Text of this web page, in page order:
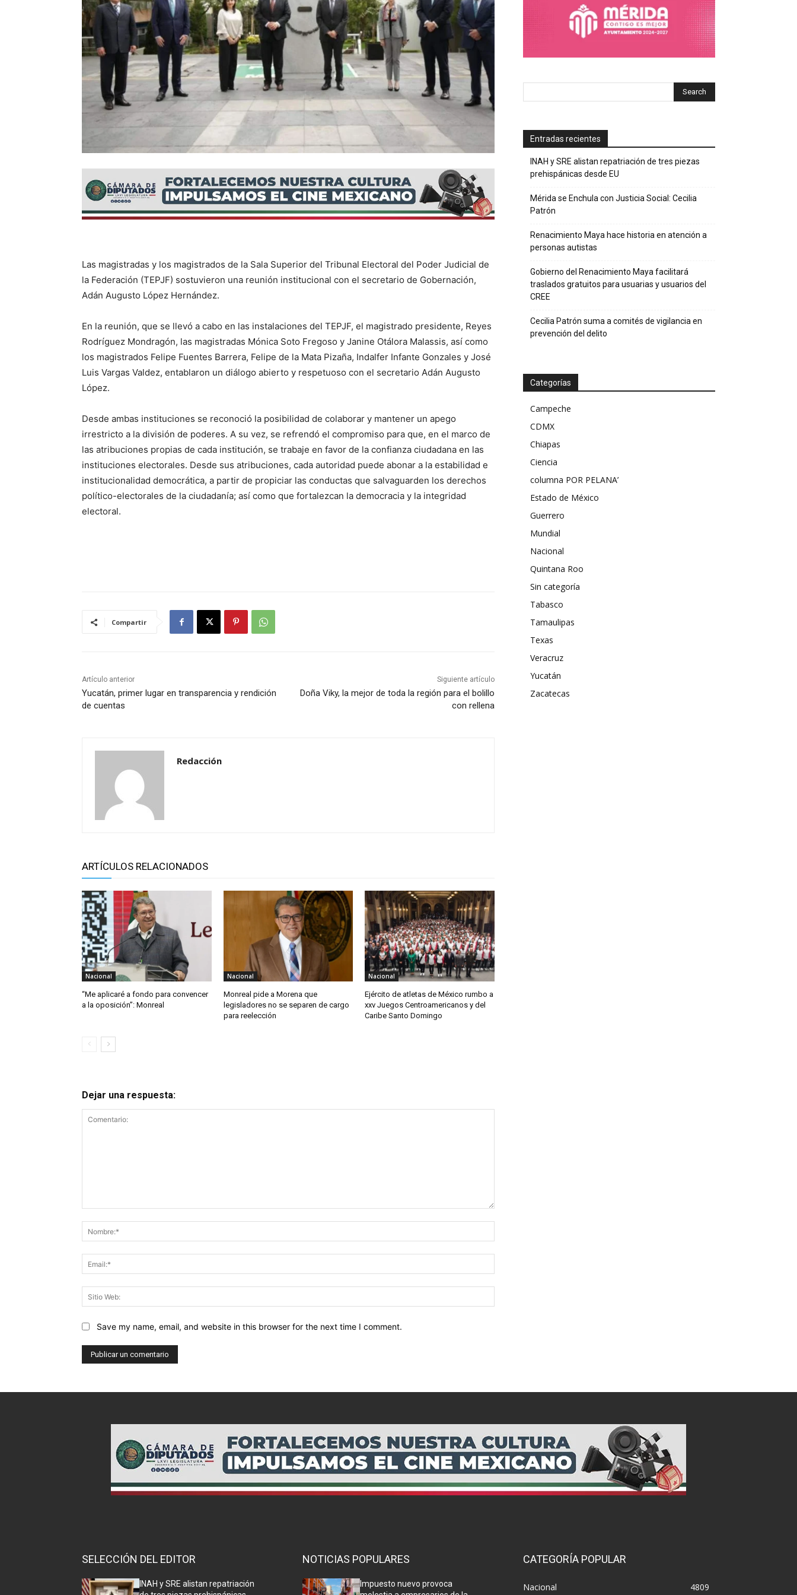
Las magistradas y los magistrados de la Sala Superior del Tribunal Electoral del Poder Judicial de
la Federación (TEPJF) sostuvieron una reunión institucional con el secretario de Gobernación,
Adán Augusto López Hernández.
En la reunión, que se llevó a cabo en las instalaciones del TEPJF, el magistrado presidente, Reyes
Rodríguez Mondragón, las magistradas Mónica Soto Fregoso y Janine Otálora Malassis, así como
los magistrados Felipe Fuentes Barrera, Felipe de la Mata Pizaña, Indalfer Infante Gonzales y José
Luis Vargas Valdez, entablaron un diálogo abierto y respetuoso con el secretario Adán Augusto
López.
Desde ambas instituciones se reconoció la posibilidad de colaborar y mantener un apego
irrestricto a la división de poderes. A su vez, se refrendó el compromiso para que, en el marco de
las atribuciones propias de cada institución, se trabaje en favor de la confianza ciudadana en las
instituciones electorales. Desde sus atribuciones, cada autoridad puede abonar a la estabilidad e
institucionalidad democrática, a partir de propiciar las conductas que salvaguarden los derechos
político-electorales de la ciudadanía; así como que fortalezcan la democracia y la integridad
electoral.
Compartir
Artículo anterior
Yucatán, primer lugar en transparencia y rendición
de cuentas
Siguiente artículo
Doña Viky, la mejor de toda la región para el bolillo
con rellena
Redacción
ARTÍCULOS RELACIONADOS
Nacional
“Me aplicaré a fondo para convencer
a la oposición”: Monreal
Nacional
Monreal pide a Morena que
legisladores no se separen de cargo
para reelección
Nacional
Ejército de atletas de México rumbo a
xxv Juegos Centroamericanos y del
Caribe Santo Domingo
Dejar una respuesta:
Web:
Save my name, email, and website in this browser for the next time I comment.
Entradas recientes
INAH y SRE alistan repatriación de tres piezas
prehispánicas desde EU
Mérida se Enchula con Justicia Social: Cecilia
Patrón
Renacimiento Maya hace historia en atención a
personas autistas
Gobierno del Renacimiento Maya facilitará
traslados gratuitos para usuarias y usuarios del
CREE
Cecilia Patrón suma a comités de vigilancia en
prevención del delito
Categorías
Campeche
CDMX
Chiapas
Ciencia
columna POR PELANA’
Estado de México
Guerrero
Mundial
Nacional
Quintana Roo
Sin categoría
Tabasco
Tamaulipas
Texas
Veracruz
Yucatán
Zacatecas
SELECCIÓN DEL EDITOR
INAH y SRE alistan repatriación
NOTICIAS POPULARES
Impuesto nuevo provoca
CATEGORÍA POPULAR
Nacional 4809